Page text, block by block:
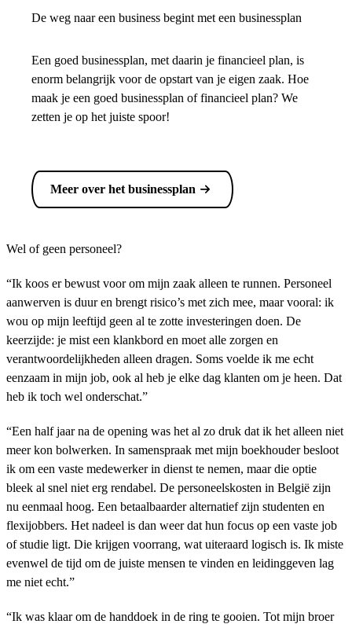
De weg naar een business begint met een businessplan
Een goed businessplan, met daarin je financieel plan, is
enorm belangrijk voor de opstart van je eigen zaak. Hoe
maak je een goed businessplan of financieel plan? We
zetten je op het juiste spoor!
Meer over het businessplan
Wel of geen personeel?
“Ik koos er bewust voor om mijn zaak alleen te runnen. Personeel
aanwerven is duur en brengt risico’s met zich mee, maar vooral: ik
wou op mijn leeftijd geen al te zotte investeringen doen. De
keerzijde: je mist een klankbord en moet alle zorgen en
verantwoordelijkheden alleen dragen. Soms voelde ik me echt
eenzaam in mijn job, ook al heb je elke dag klanten om je heen. Dat
heb ik toch wel onderschat.”
“Een half jaar na de opening was het al zo druk dat ik het alleen niet
meer kon bolwerken. In samenspraak met mijn boekhouder besloot
ik om een vaste medewerker in dienst te nemen, maar die optie
bleek al snel niet erg rendabel. De personeelskosten in België zijn
nu eenmaal hoog. Een betaalbaarder alternatief zijn studenten en
flexijobbers. Het nadeel is dan weer dat hun focus op een vaste job
of studie ligt. Die krijgen voorrang, wat uiteraard logisch is. Ik miste
evenwel de tijd om de juiste mensen te vinden en leidinggeven lag
me niet echt.”
“Ik was klaar om de handdoek in de ring te gooien. Tot mijn broer